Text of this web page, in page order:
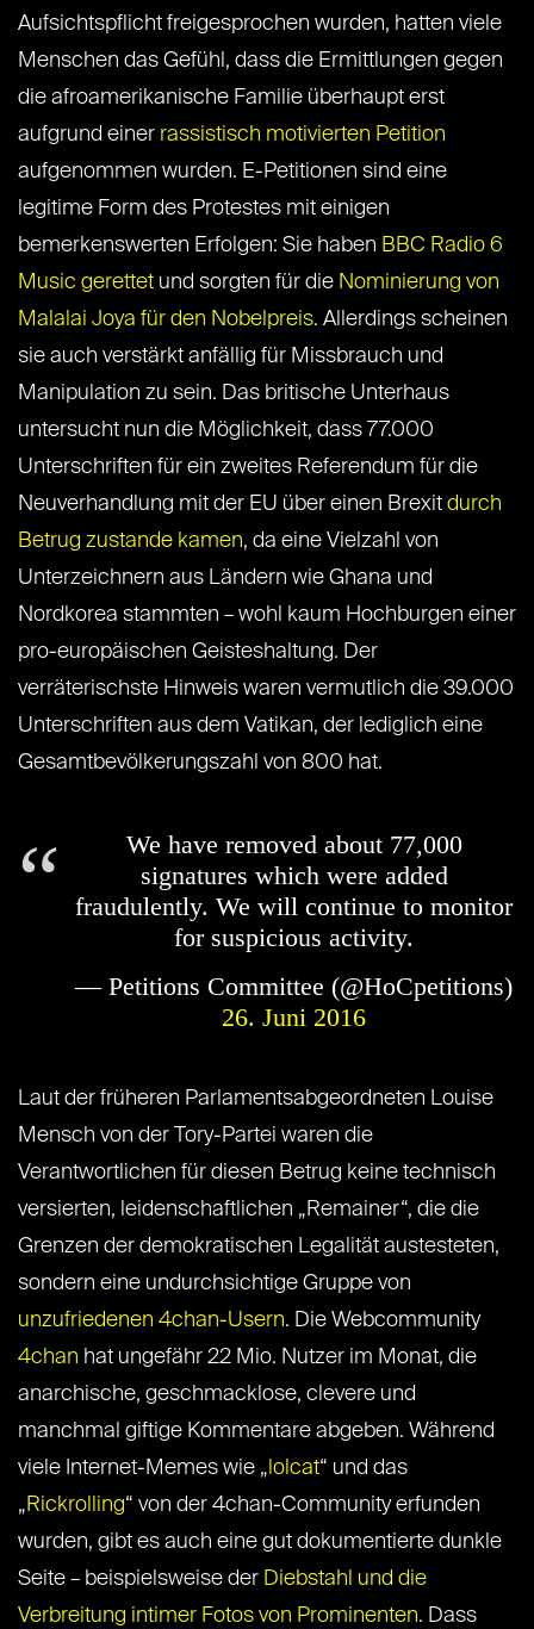
Aufsichtspflicht freigesprochen wurden, hatten viele
Menschen das Gefühl, dass die Ermittlungen gegen
die afroamerikanische Familie überhaupt erst
aufgrund einer rassistisch motivierten Petition
aufgenommen wurden. E-Petitionen sind eine
legitime Form des Protestes mit einigen
bemerkenswerten Erfolgen: Sie haben BBC Radio 6
Music gerettet und sorgten für die Nominierung von
Malalai Joya für den Nobelpreis. Allerdings scheinen
sie auch verstärkt anfällig für Missbrauch und
Manipulation zu sein. Das britische Unterhaus
untersucht nun die Möglichkeit, dass 77.000
Unterschriften für ein zweites Referendum für die
Neuverhandlung mit der EU über einen Brexit durch
Betrug zustande kamen, da eine Vielzahl von
Unterzeichnern aus Ländern wie Ghana und
Nordkorea stammten – wohl kaum Hochburgen einer
pro-europäischen Geisteshaltung. Der
verräterischste Hinweis waren vermutlich die 39.000
Unterschriften aus dem Vatikan, der lediglich eine
Gesamtbevölkerungszahl von 800 hat.
We have removed about 77,000
signatures which were added
fraudulently. We will continue to monitor
for suspicious activity.
— Petitions Committee (@HoCpetitions)
26. Juni 2016
Laut der früheren Parlamentsabgeordneten Louise
Mensch von der Tory-Partei waren die
Verantwortlichen für diesen Betrug keine technisch
versierten, leidenschaftlichen „Remainer“, die die
Grenzen der demokratischen Legalität austesteten,
sondern eine undurchsichtige Gruppe von
unzufriedenen 4chan-Usern. Die Webcommunity
4chan hat ungefähr 22 Mio. Nutzer im Monat, die
anarchische, geschmacklose, clevere und
manchmal giftige Kommentare abgeben. Während
viele Internet-Memes wie „ lolcat“ und das
„Rickrolling“ von der 4chan-Community erfunden
wurden, gibt es auch eine gut dokumentierte dunkle
Seite – beispielsweise der Diebstahl und die
Verbreitung intimer Fotos von Prominenten. Dass